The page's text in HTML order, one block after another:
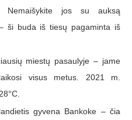
Nemaišykite jos su auksą
ši buda iš tiesų pagaminta iš
miestų pasaulyje – jame
visus metus. 2021 m.
gyvena Bankoke – čia